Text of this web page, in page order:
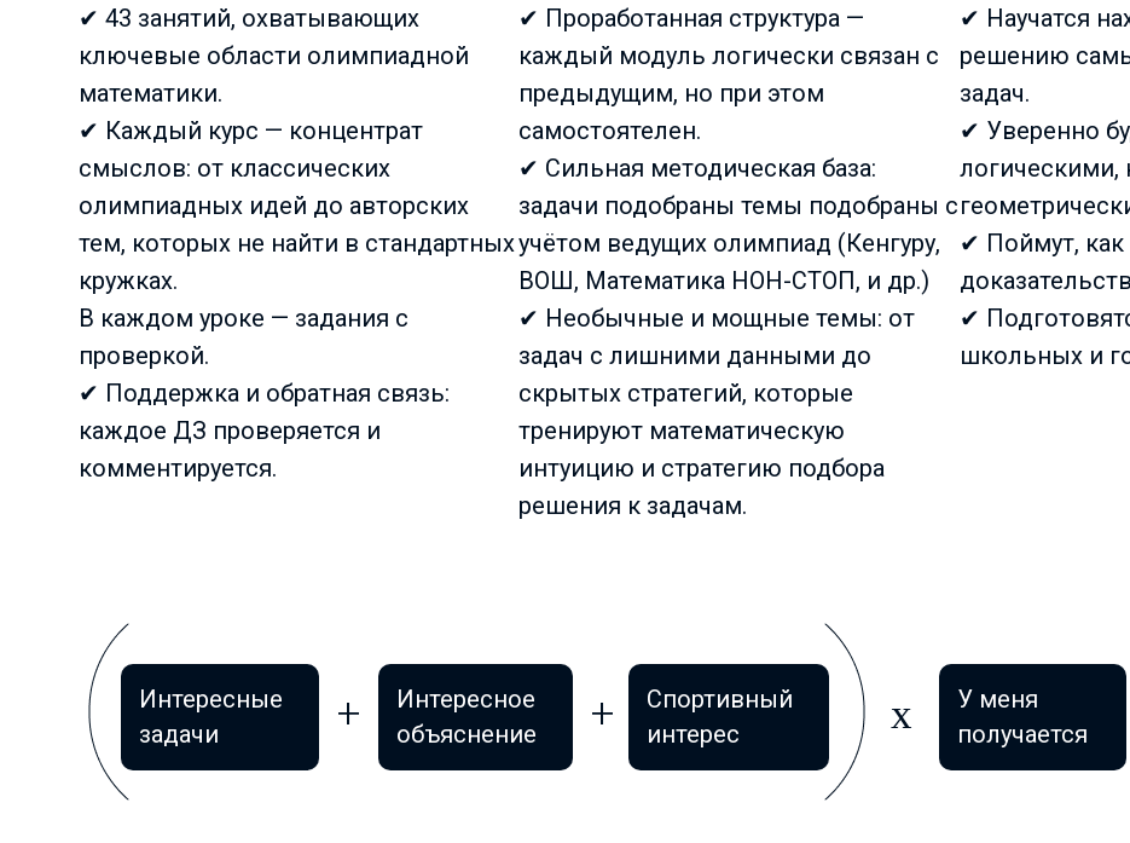
✔ 43 занятий, охватывающих
ключевые области олимпиадной
математики.
✔ Каждый курс — концентрат
смыслов: от классических
олимпиадных идей до авторских
тем, которых не найти в стандартных
кружках.
В каждом уроке — задания с
проверкой.
✔ Поддержка и обратная связь:
каждое ДЗ проверяется и
комментируется.
✔ Проработанная структура —
каждый модуль логически связан с
предыдущим, но при этом
самостоятелен.
✔ Сильная методическая база:
задачи подобраны темы подобраны с
учётом ведущих олимпиад (Кенгуру,
ВОШ, Математика НОН-СТОП, и др.)
✔ Необычные и мощные темы: от
задач с лишними данными до
скрытых стратегий, которые
тренируют математическую
интуицию и стратегию подбора
решения к задачам.
✔ Научатся
решению
задач.
✔ Уверенно
✔ Поймут,
✔
школьных и
Интересные
задачи
Интересное
объяснение
Спортивный
интерес
У меня
получается